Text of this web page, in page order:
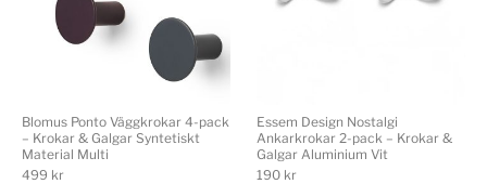
Blomus Ponto Väggkrokar 4-pack
– Krokar & Galgar Syntetiskt
Material Multi
499 kr
Essem Design Nostalgi
Ankarkrokar 2-pack – Krokar &
Galgar Aluminium Vit
190 kr